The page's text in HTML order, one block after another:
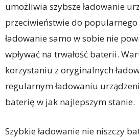
umożliwia szybsze ładowanie
przeciwieństwie do
ładowanie samo w sobie nie
wpływać na trwałość baterii.
korzystaniu z oryginalnych
regularnym ładowaniu
baterię w jak najlepszym stanie.
Szybkie ładowanie nie niszczy